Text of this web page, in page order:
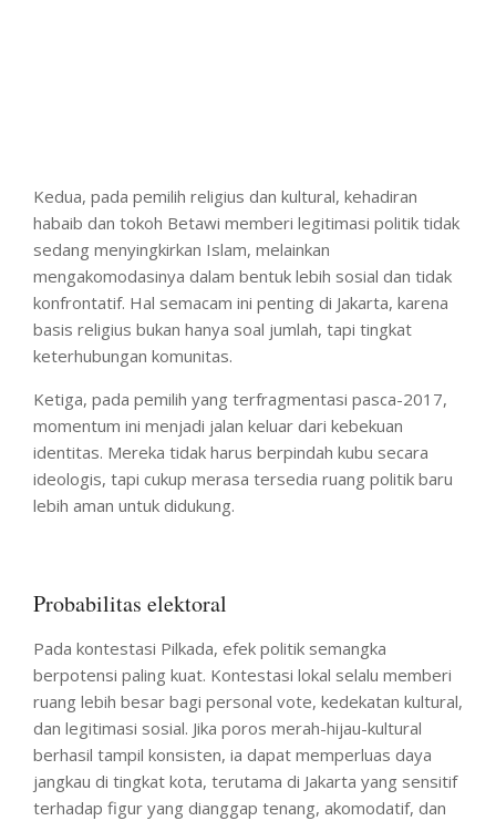
Kedua, pada pemilih religius dan kultural, kehadiran
habaib dan tokoh Betawi memberi legitimasi politik tidak
sedang menyingkirkan Islam, melainkan
mengakomodasinya dalam bentuk lebih sosial dan tidak
konfrontatif. Hal semacam ini penting di Jakarta, karena
basis religius bukan hanya soal jumlah, tapi tingkat
keterhubungan komunitas.
Ketiga, pada pemilih yang terfragmentasi pasca-2017,
momentum ini menjadi jalan keluar dari kebekuan
identitas. Mereka tidak harus berpindah kubu secara
ideologis, tapi cukup merasa tersedia ruang politik baru
lebih aman untuk didukung.
Probabilitas elektoral
Pada kontestasi Pilkada, efek politik semangka
berpotensi paling kuat. Kontestasi lokal selalu memberi
ruang lebih besar bagi personal vote, kedekatan kultural,
dan legitimasi sosial. Jika poros merah-hijau-kultural
berhasil tampil konsisten, ia dapat memperluas daya
jangkau di tingkat kota, terutama di Jakarta yang sensitif
terhadap figur yang dianggap tenang, akomodatif, dan